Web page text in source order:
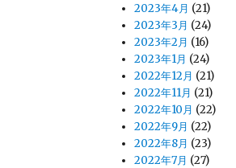
2023年4月 (21)
2023年3月 (24)
2023年2月 (16)
2023年1月 (24)
2022年12月 (21)
2022年11月 (21)
2022年10月 (22)
2022年9月 (22)
2022年8月 (23)
2022年7月 (27)